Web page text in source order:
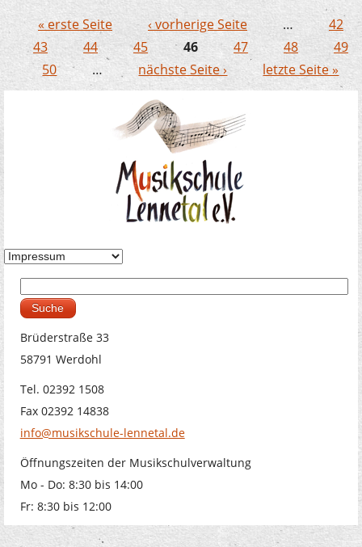
Freizeiten
Seiten
« erste Seite ‹ vorherige Seite …
42
43
44 45 46 47 48
49
50
… nächste Seite › letzte Seite »
Suchformular
Brüderstraße 33
58791 Werdohl
Tel. 02392 1508
Fax 02392 14838
info@musikschule-lennetal.de
Öffnungszeiten der Musikschulverwaltung
Mo - Do: 8:30 bis 14:00
Fr: 8:30 bis 12:00